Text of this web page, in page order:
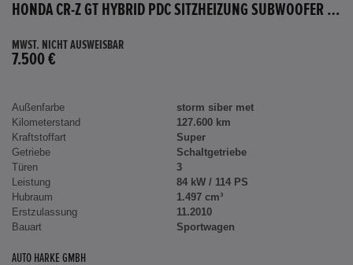
HONDA CR-Z GT HYBRID PDC SITZHEIZUNG SUBWOOFER BLUETOOTH
MWST. NICHT AUSWEISBAR
7.500 €
Außenfarbe
storm siber met
Kilometerstand
127.600 km
Kraftstoffart
Super
Getriebe
Schaltgetriebe
Türen
3
Leistung
84 kW / 114 PS
Hubraum
1.497 cm³
Erstzulassung
11.2010
Bauart
Sportwagen
AUTO HARKE GMBH